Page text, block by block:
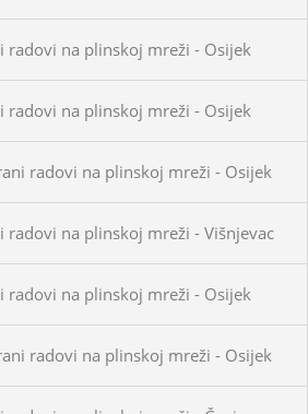
radovi na plinskoj mreži - Osijek
radovi na plinskoj mreži - Osijek
radovi na plinskoj mreži - Osijek
radovi na plinskoj mreži - Višnjevac
radovi na plinskoj mreži - Osijek
radovi na plinskoj mreži - Osijek